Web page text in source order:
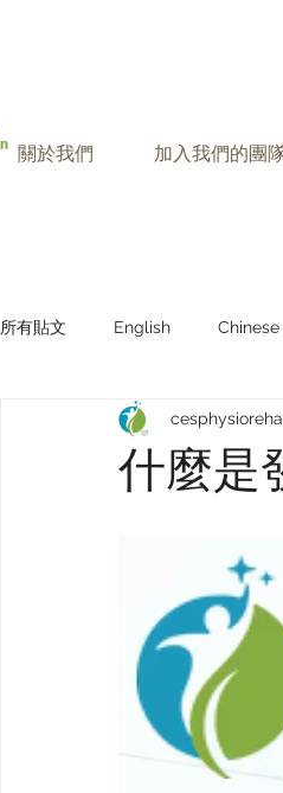
關於我們 加入我們的團
所有貼文 English Chinese
Research Sharing (研究文獻分
什麼是